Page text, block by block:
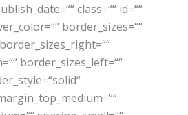
class=““ id=““
border_sizes=““
border_sizes_left=““